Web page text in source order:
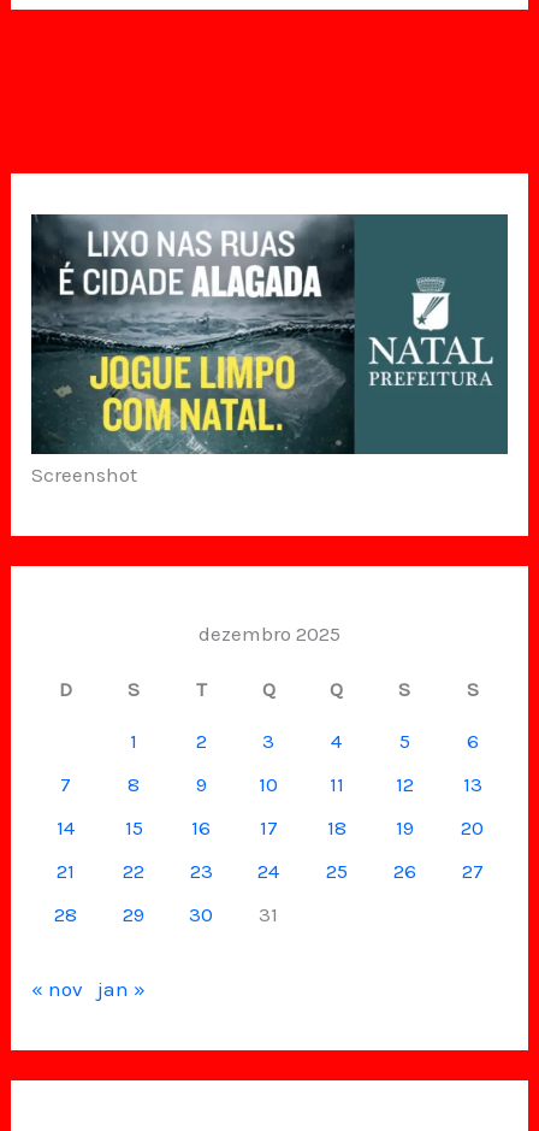
Screenshot
dezembro 2025
D S T Q Q S S
1 2 3 4 5
6
7
8 9 10 11 12
13
14
15 16 17 18 19
20
21
22 23 24 25 26
27
28
29 30 31
« nov jan »